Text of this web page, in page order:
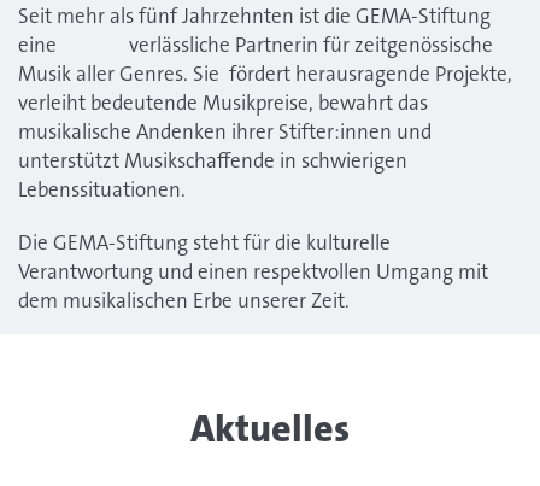
Seit mehr als fünf Jahrzehnten ist die GEMA-Stiftung
eine verlässliche Partnerin für zeitgenössische
Musik aller Genres. Sie fördert herausragende Projekte,
verleiht bedeutende Musikpreise, bewahrt das
musikalische Andenken ihrer Stifter:innen und
unterstützt Musikschaffende in schwierigen
Lebenssituationen.
Die GEMA-Stiftung steht für die kulturelle
Verantwortung und einen respektvollen Umgang mit
dem musikalischen Erbe unserer Zeit.
Aktuelles